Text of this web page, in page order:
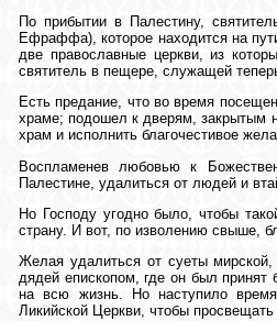
По прибытии в Палестину,
Ефраффа), которое находится на
две православные церкви, из
святитель в пещере, служащей
Есть предание, что во время
храме; подошел к дверям, закрытым
храм и исполнить благочестивое
Воспламенев любовью к
Палестине, удалиться от людей и
Но Господу угодно было, чтобы
страну. И вот, по изволению свыше,
Желая удалиться от суеты
дядей епископом, где он был
на всю жизнь. Но наступило
Ликийской Церкви, чтобы